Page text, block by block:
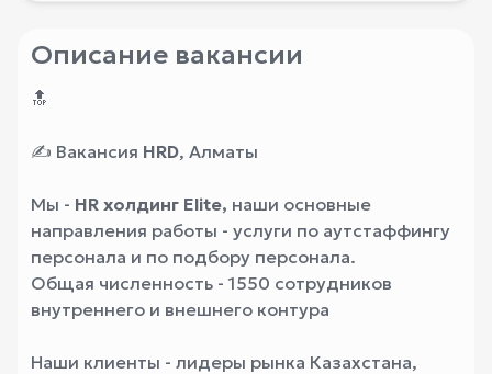
Описание вакансии
🔝
✍️ Вакансия HRD, Алматы
Мы - HR холдинг Elite, наши основные
направления работы - услуги по аутстаффингу
персонала и по подбору персонала.
Общая численность - 1550 сотрудников
внутреннего и внешнего контура
Наши клиенты - лидеры рынка Казахстана,